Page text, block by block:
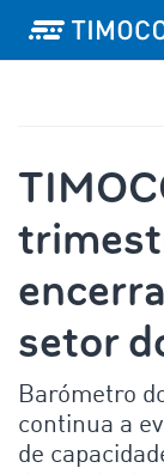
setor
Barómetro
continua a
de